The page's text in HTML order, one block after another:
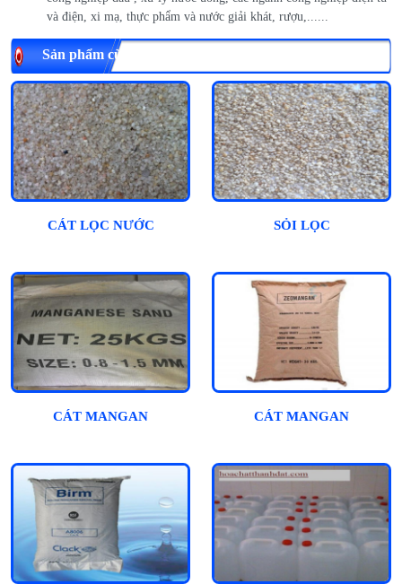
và điện, xi mạ, thực phẩm và nước giải khát, rượu,......
Sản phẩm cùng loại
CÁT LỌC NƯỚC SỎI LỌC
CÁT MANGAN CÁT MANGAN